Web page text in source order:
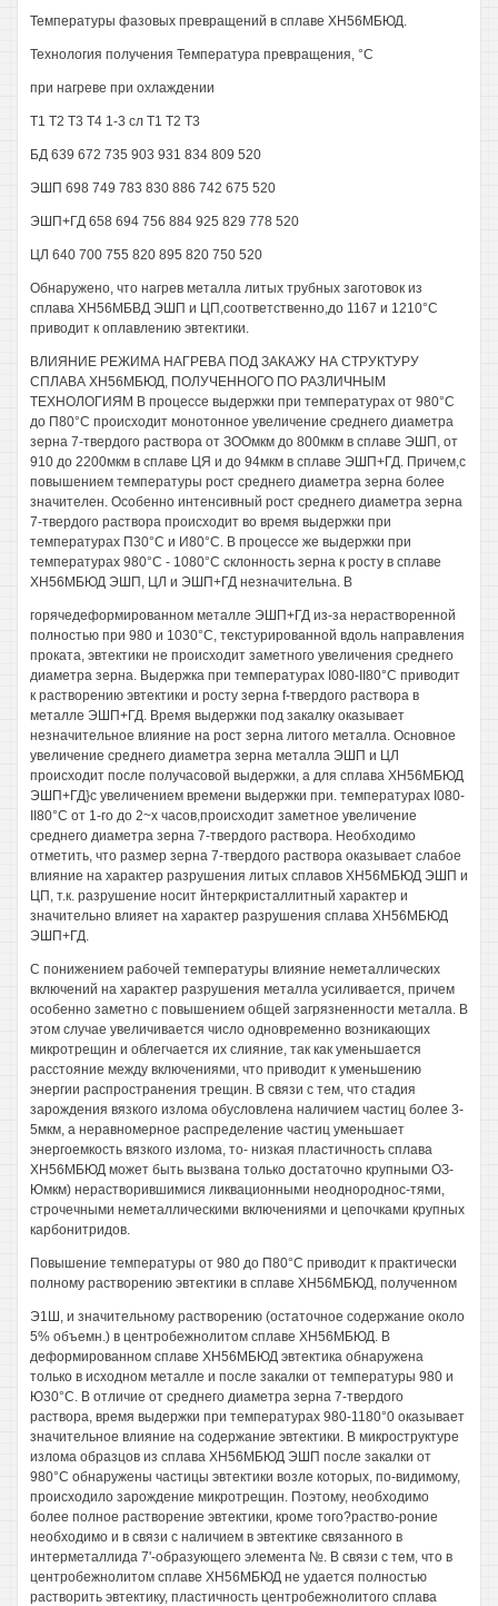
Температуры фазовых превращений в сплаве ХН56МБЮД.
Технология получения Температура превращения, °С
при нагреве при охлаждении
Т1 Т2 Т3 Т4 1-3 сл Т1 Т2 Т3
БД 639 672 735 903 931 834 809 520
ЭШП 698 749 783 830 886 742 675 520
ЭШП+ГД 658 694 756 884 925 829 778 520
ЦЛ 640 700 755 820 895 820 750 520
Обнаружено, что нагрев металла литых трубных заготовок из
сплава ХН56МБВД ЭШП и ЦП,соответственно,до 1167 и 1210°С
приводит к оплавлению эвтектики.
ВЛИЯНИЕ РЕЖИМА НАГРЕВА ПОД ЗАКАЖУ НА СТРУКТУРУ
СПЛАВА ХН56МБЮД, ПОЛУЧЕННОГО ПО РАЗЛИЧНЫМ
ТЕХНОЛОГИЯМ В процессе выдержки при температурах от 980°С
до П80°С происходит монотонное увеличение среднего диаметра
зерна 7-твердого раствора от ЗООмкм до 800мкм в сплаве ЭШП, от
910 до 2200мкм в сплаве ЦЯ и до 94мкм в сплаве ЭШП+ГД. Причем,с
повышением температуры рост среднего диаметра зерна более
значителен. Особенно интенсивный рост среднего диаметра зерна
7-твердого раствора происходит во время выдержки при
температурах П30°С и И80°С. В процессе же выдержки при
температурах 980°С - 1080°С склонность зерна к росту в сплаве
ХН56МБЮД ЭШП, ЦЛ и ЭШП+ГД незначительна. В
горячедеформированном металле ЭШП+ГД из-за нерастворенной
полностью при 980 и 1030°С, текстурированной вдоль направления
проката, эвтектики не происходит заметного увеличения среднего
диаметра зерна. Выдержка при температурах I080-II80°C приводит
к растворению эвтектики и росту зерна f-твердого раствора в
металле ЭШП+ГД. Время выдержки под закалку оказывает
незначительное влияние на рост зерна литого металла. Основное
увеличение среднего диаметра зерна металла ЭШП и ЦЛ
происходит после получасовой выдержки, а для сплава ХН56МБЮД
ЭШП+ГД}с увеличением времени выдержки при. температурах I080-
II80°C от 1-го до 2~х часов,происходит заметное увеличение
среднего диаметра зерна 7-твердого раствора. Необходимо
отметить, что размер зерна 7-твердого раствора оказывает слабое
влияние на характер разрушения литых сплавов ХН56МБЮД ЭШП и
ЦП, т.к. разрушение носит йнтеркристаллитный характер и
значительно влияет на характер разрушения сплава ХН56МБЮД
ЭШП+ГД.
С понижением рабочей температуры влияние неметаллических
включений на характер разрушения металла усиливается, причем
особенно заметно с повышением общей загрязненности металла. В
этом случае увеличивается число одновременно возникающих
микротрещин и облегчается их слияние, так как уменьшается
расстояние между включениями, что приводит к уменьшению
энергии распространения трещин. В связи с тем, что стадия
зарождения вязкого излома обусловлена наличием частиц более 3-
5мкм, а неравномерное распределение частиц уменьшает
энергоемкость вязкого излома, то- низкая пластичность сплава
ХН56МБЮД может быть вызвана только достаточно крупными ОЗ-
Юмкм) нерастворившимися ликвационными неоднороднос-тями,
строчечными неметаллическими включениями и цепочками крупных
карбонитридов.
Повышение температуры от 980 до П80°С приводит к практически
полному растворению эвтектики в сплаве ХН56МБЮД, полученном
Э1Ш, и значительному растворению (остаточное содержание около
5% объемн.) в центробежнолитом сплаве ХН56МБЮД. В
деформированном сплаве ХН56МБЮД эвтектика обнаружена
только в исходном металле и после закалки от температуры 980 и
Ю30°С. В отличие от среднего диаметра зерна 7-твердого
раствора, время выдержки при температурах 980-1180°0 оказывает
значительное влияние на содержание эвтектики. В микроструктуре
излома образцов из сплава ХН56МБЮД ЭШП после закалки от
980°С обнаружены частицы эвтектики возле которых, по-видимому,
происходило зарождение микротрещин. Поэтому, необходимо
более полное растворение эвтектики, кроме того?раство-роние
необходимо и в связи с наличием в эвтектике связанного в
интерметаллида 7'-образующего элемента №. В связи с тем, что в
центробежнолитом сплаве ХН56МБЮД не удается полностью
растворить эвтектику, пластичность центробежнолитого сплава